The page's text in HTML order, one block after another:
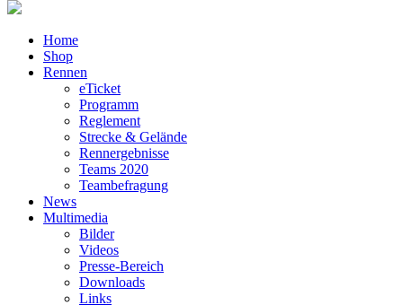
Home
Shop
Rennen
eTicket
Programm
Reglement
Strecke & Gelände
Rennergebnisse
Teams 2020
Teambefragung
News
Multimedia
Bilder
Videos
Presse-Bereich
Downloads
Links